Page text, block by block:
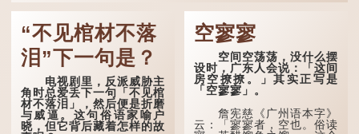
这时，...
“不见棺材不落
泪”下一句是？
电视剧里，反派威胁主
角时总爱丢下一句「不见棺
材不落泪」，然后便是折磨
与威逼。这句俗语家喻户
晓，但它背后藏着怎样的故
空寥寥
空间空荡荡，没什么摆
设时，广东人会说：「这间
房空撩撩。」其实正写是
「空寥寥」。
詹宪慈《广州语本字》
云：「寥寥者，空也。俗读